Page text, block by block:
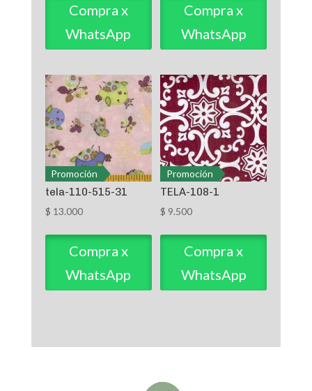
Compra x
WhatsApp
Compra x
WhatsApp
Promoción
tela-110-515-31
$ 13.000
Compra x
WhatsApp
Promoción
TELA-108-1
$ 9.500
Compra x
WhatsApp